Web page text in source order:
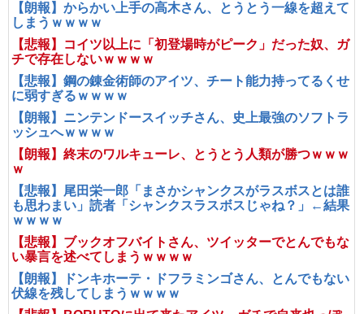
【朗報】からかい上手の高木さん、とうとう一線を超えて
しまうｗｗｗｗ
【悲報】コイツ以上に「初登場時がピーク」だった奴、ガ
チで存在しないｗｗｗｗ
【悲報】鋼の錬金術師のアイツ、チート能力持ってるくせ
に弱すぎるｗｗｗｗ
【朗報】ニンテンドースイッチさん、史上最強のソフトラ
ッシュへｗｗｗｗ
【朗報】終末のワルキューレ、とうとう人類が勝つｗｗｗ
ｗ
【悲報】尾田栄一郎「まさかシャンクスがラスボスとは誰
も思わまい」読者「シャンクスラスボスじゃね？」←結果
ｗｗｗｗ
【悲報】ブックオフバイトさん、ツイッターでとんでもな
い暴言を述べてしまうｗｗｗｗ
【朗報】ドンキホーテ・ドフラミンゴさん、とんでもない
伏線を残してしまうｗｗｗｗ